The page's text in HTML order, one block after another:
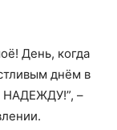
День, когда
днём в
НАДЕЖДУ!”, –